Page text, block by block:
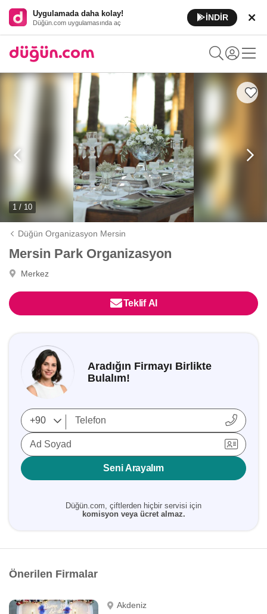
Uygulamada daha kolay!
Düğün.com uygulamasında aç
İNDİR
1 / 10
Düğün Organizasyon Mersin
Mersin Park Organizasyon
Merkez
Teklif Al
Aradığın Firmayı Birlikte
Bulalım!
Ad Soyad
Seni Arayalım
Düğün.com, çiftlerden hiçbir servisi için
komisyon veya ücret almaz.
Önerilen Firmalar
Akdeniz